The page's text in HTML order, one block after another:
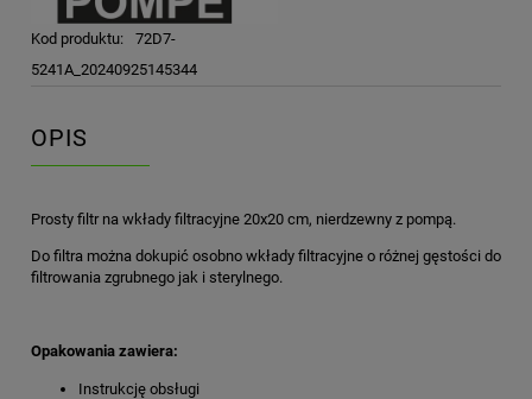
Kod produktu:
72D7-
5241A_20240925145344
OPIS
Prosty filtr na wkłady filtracyjne 20x20 cm, nierdzewny z pompą.
Do filtra można dokupić osobno wkłady filtracyjne o różnej gęstości do
filtrowania zgrubnego jak i sterylnego.
Opakowania zawiera:
Instrukcję obsługi